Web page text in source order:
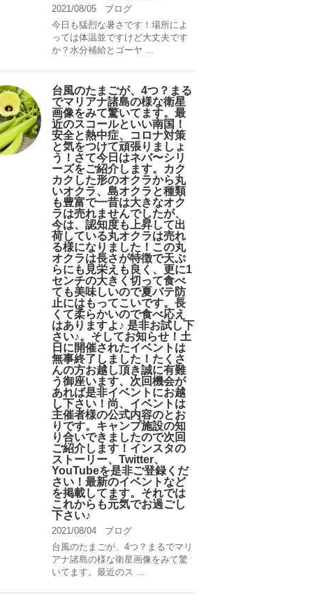
2021/08/05
ブログ
今日も猛烈な暑さです！場所によ
っては体温並ですけど大丈夫です
か？水分補給とゴーヤ ...
台風のたまごが、4つ？まる
でマリアナ諸島の様な衛星
画像をみて驚いてます。最
近のスコールといい南国！
安全と熱中症、コロナ対策
と気をつけて頑張りましょ
う！さて今日はネバ〜シリ
ーズをご紹介します。カク
カクした形のオクラから丸
いオクラ、島オクラと種類
も豊富で一昔は大きなオク
ラは売れませんでしたが、
今は、認知度も上昇して出
荷している丸オクラは売れ
る様になりました！この丸
オクラは長さが特徴で天ぷ
らにも見栄えも良く、更に1
センチの大きく切って食べ
ても美味しいので夏バテ防
止にはもってこいです。長
くて柔らかいので食べ応え
はありますよ♪ 是非お試し下
さい♪。そしてお知らせ！土
日に開催されたイベントは
無事終了しました！たくさ
んの方お越し頂き誠に有難
う御座います、次回機会が
あれば是非イベントにお越
し下さい！尚、イベントは
主催者様の公式内容のとお
りです。キャンプ️施設の知
り合いできましたので次回
ご紹介します！インスタの
ストーリー、Twitter、
YouTubeを是非ご登録くだ
さい！最新のイベントなど
を掲載してます。それでは
これからも元気でお過ごし
下さい♪
2021/08/04
ブログ
台風のたまごが、4つ？まるでマリ
アナ諸島の様な衛星画像をみて驚
いてます。最近のス ...